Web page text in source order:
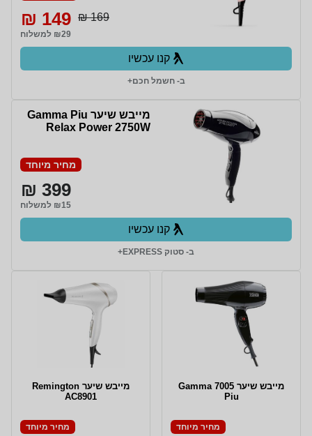
169 ₪
149 ₪
₪29 למשלוח
קנו עכשיו
ב- חשמל חכם+
מייבש שיער Gamma Piu
Relax Power 2750W
מחיר מיוחד
399 ₪
₪15 למשלוח
קנו עכשיו
ב- סטוק EXPRESS+
מייבש שיער 7005 Gamma
Piu
מחיר מיוחד
מייבש שיער Remington
AC8901
מחיר מיוחד